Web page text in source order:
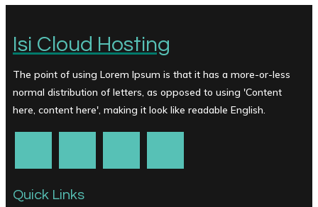
Isi Cloud Hosting
The point of using Lorem Ipsum is that it has a more-or-less
normal distribution of letters, as opposed to using 'Content
here, content here', making it look like readable English.
Quick Links